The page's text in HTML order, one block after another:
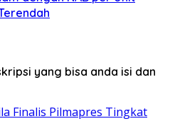
yang bisa anda isi dan